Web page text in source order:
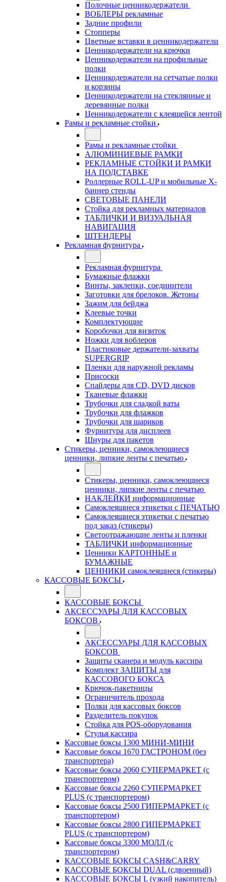
Полочные ценникодержатели
ВОБЛЕРЫ рекламные
Задние профили
Стопперы
Цветные вставки в ценникодержатели
Ценникодержатели на крючки
Ценникодержатели на профильные
полки
Ценникодержатели на сетчатые полки
и корзины
Ценникодержатели на стеклянные и
деревянные полки
Ценникодержатели с клеящейся лентой
Рамы и рекламные стойки
Рамы и рекламные стойки
АЛЮМИНИЕВЫЕ РАМКИ
РЕКЛАМНЫЕ СТОЙКИ И РАМКИ
НА ПОДСТАВКЕ
Роллерные ROLL-UP и мобильные X-
баннер стенды
СВЕТОВЫЕ ПАНЕЛИ
Стойка для рекламных материалов
ТАБЛИЧКИ И ВИЗУАЛЬНАЯ
НАВИГАЦИЯ
ШТЕНДЕРЫ
Рекламная фурнитура
Рекламная фурнитура
Бумажные флажки
Винты, заклепки, соединители
Заготовки для брелоков. Жетоны
Зажим для бейджа
Клеевые точки
Комплектующие
Коробочки для визиток
Ножки для воблеров
Пластиковые держатели-захваты
SUPERGRIP
Пленки для наружной рекламы
Присоски
Спайдеры для CD, DVD дисков
Тканевые флажки
Трубочки для сладкой ваты
Трубочки для флажков
Трубочки для шариков
Фурнитура для дисплеев
Шнуры для пакетов
Стикеры, ценники, самоклеющиеся
ценники, липкие ленты с печатью
Стикеры, ценники, самоклеющиеся
ценники, липкие ленты с печатью
НАКЛЕЙКИ информационные
Самоклеящиеся этикетки с ПЕЧАТЬЮ
Самоклеящиеся этикетки с печатью
под заказ (стикеры)
Светоотражающие ленты и пленки
ТАБЛИЧКИ информационные
Ценники КАРТОННЫЕ и
БУМАЖНЫЕ
ЦЕННИКИ самоклеящиеся (стикеры)
КАССОВЫЕ БОКСЫ
КАССОВЫЕ БОКСЫ
АКСЕССУАРЫ ДЛЯ КАССОВЫХ
БОКСОВ
АКСЕССУАРЫ ДЛЯ КАССОВЫХ
БОКСОВ
Защиты сканера и модуль кассира
Комплект ЗАЩИТЫ для
КАССОВОГО БОКСА
Крючок-пакетницы
Ограничитель прохода
Полки для кассовых боксов
Разделитель покупок
Стойка для POS-оборудования
Стулья кассира
Кассовые боксы 1300 МИНИ-МИНИ
Кассовые боксы 1670 ГАСТРОНОМ (без
транспортера)
Кассовые боксы 2060 СУПЕРМАРКЕТ (с
транспортером)
Кассовые боксы 2260 СУПЕРМАРКЕТ
PLUS (с транспортером)
Кассовые боксы 2500 ГИПЕРМАРКЕТ (с
транспортером)
Кассовые боксы 2800 ГИПЕРМАРКЕТ
PLUS (с транспортером)
Кассовые боксы 3300 МОЛЛ (с
транспортером)
КАССОВЫЕ БОКСЫ CASH&CARRY
КАССОВЫЕ БОКСЫ DUAL (сдвоенный)
КАССОВЫЕ БОКСЫ L (узкий накопитель)